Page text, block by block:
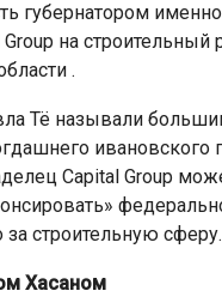
губернатором
на строительный
.
Тё называли
ивановского
Capital Group
строительную сферу.
Хасаном